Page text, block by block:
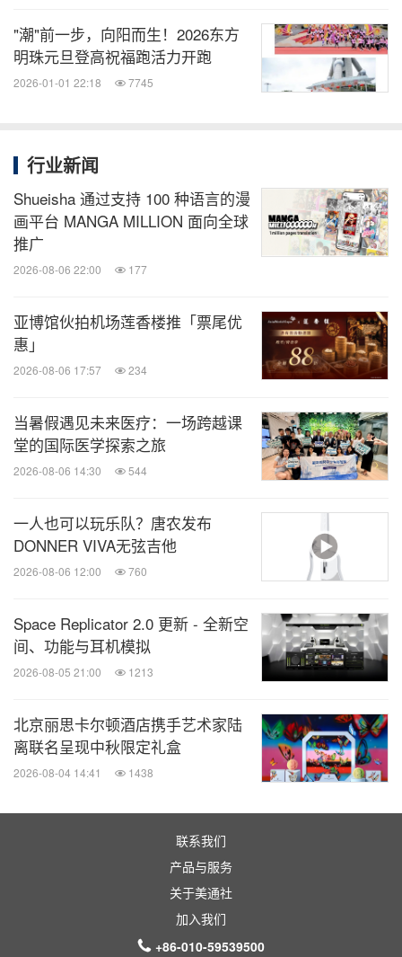
"潮"前一步，向阳而生！2026东方
明珠元旦登高祝福跑活力开跑
2026-01-01 22:18 7745
行业新闻
Shueisha 通过支持 100 种语言的漫
画平台 MANGA MILLION 面向全球
推广
2026-08-06 22:00 177
亚博馆伙拍机场莲香楼推「票尾优
惠」
2026-08-06 17:57 234
当暑假遇见未来医疗：一场跨越课
堂的国际医学探索之旅
2026-08-06 14:30 544
一人也可以玩乐队？唐农发布
DONNER VIVA无弦吉他
2026-08-06 12:00 760
Space Replicator 2.0 更新 - 全新空
间、功能与耳机模拟
2026-08-05 21:00 1213
北京丽思卡尔顿酒店携手艺术家陆
离联名呈现中秋限定礼盒
2026-08-04 14:41 1438
联系我们
产品与服务
关于美通社
加入我们
+86-010-59539500